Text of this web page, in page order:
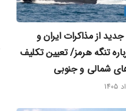
از مذاکرات ایران و
تنگه هرمز/ تعیین تکلیف
شمالی و جنوبی